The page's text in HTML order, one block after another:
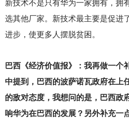
新技术不是只有华为一家拥有，拥
选其他厂家。新技术最主要是促进
进步，使更多人摆脱贫困。
巴西《经济价值报》：我再做一个
中提到，巴西的波萨诺瓦政府在上
的敌对态度，我想问的是，巴西政
响华为在巴西的发展？另外补充一